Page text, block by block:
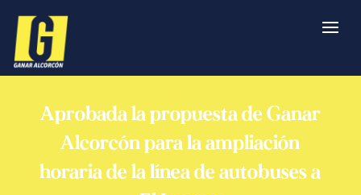
Aprobada la propuesta de Ganar
Alcorcón para la ampliación
horaria de la línea de autobuses a